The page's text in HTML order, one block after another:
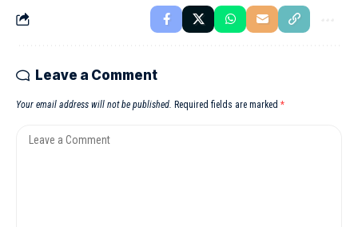
Leave a Comment
Your email address will not be published. Required fields are marked *